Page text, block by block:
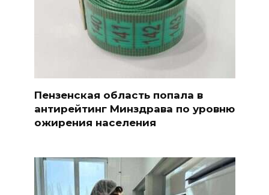
Пензенская область попала в
антирейтинг Минздрава по уровню
ожирения населения